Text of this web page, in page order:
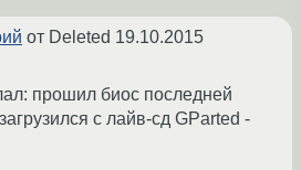
от Deleted 19.10.2015
прошил биос последней
с лайв-сд GParted -